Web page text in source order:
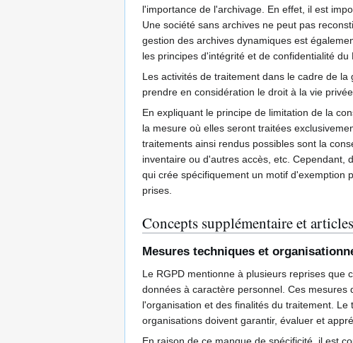
l'importance de l'archivage. En effet, il est
Une société sans archives ne peut pas
gestion des archives dynamiques est
les principes d'intégrité et de confidentialité
Les activités de traitement dans le cadre de
prendre en considération le droit à la vie
En expliquant le principe de limitation de la
la mesure où elles seront traitées
traitements ainsi rendus possibles sont la
inventaire ou d'autres accès, etc. Cependant,
qui crée spécifiquement un motif d'exemption
prises.
Concepts supplémentaire et
Mesures techniques et
Le RGPD mentionne à plusieurs reprises
données à caractère personnel. Ces
l'organisation et des finalités du traitement.
organisations doivent garantir, évaluer et